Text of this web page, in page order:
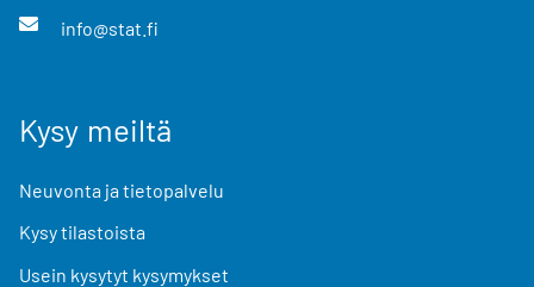
info@stat.fi
Kysy meiltä
Neuvonta ja tietopalvelu
Kysy tilastoista
Usein kysytyt kysymykset